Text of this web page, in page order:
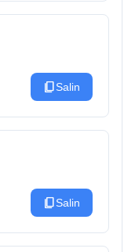
content_copySalin
content_copySalin